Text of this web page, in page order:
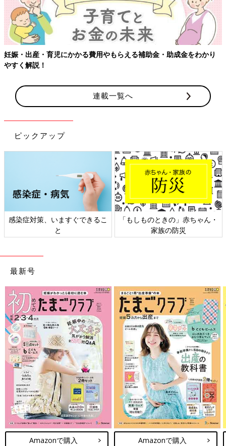
【ワクチン接種できるものも】妊婦の感染症対策、知っておいて！
連載一覧へ
ピックアップ
日本外来小児科学会リーフレッ
ト検討会
六星占術 細木かおりさんの人生
相談
最新号
Amazonで購入 Amazonで購入